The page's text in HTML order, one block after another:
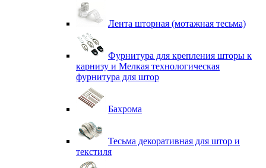
Лента шторная (мотажная тесьма)
Фурнитура для крепления шторы к
карнизу и Мелкая технологическая
фурнитура для штор
Бахрома
Тесьма декоративная для штор и
текстиля